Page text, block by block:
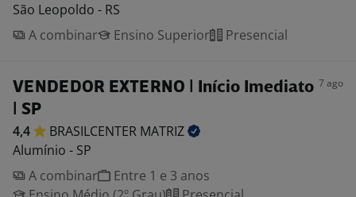
São Leopoldo - RS
A combinar
Ensino Superior Presencial
VENDEDOR EXTERNO | Início Imediato
| SP
7 ago
4,4 BRASILCENTER MATRIZ
Alumínio - SP
A combinar
Entre 1 e 3 anos